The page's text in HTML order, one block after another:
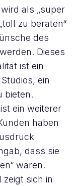
als „super
zu beraten“
des
Dieses
ist ein
ein
bieten.
ein weiterer
haben
dass sie
waren.
zeigt sich in